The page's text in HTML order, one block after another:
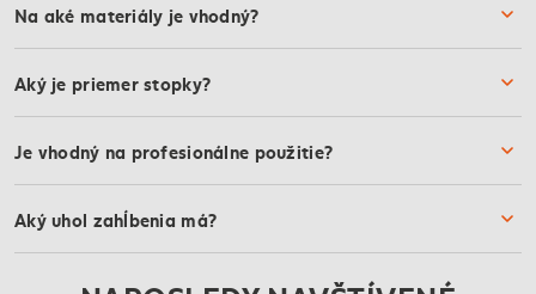
Na aké materiály je vhodný?
Aký je priemer stopky?
Je vhodný na profesionálne použitie?
Aký uhol zahĺbenia má?